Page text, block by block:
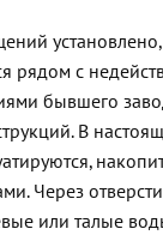
установлено,
рядом с
бывшего
В
Через
или талые